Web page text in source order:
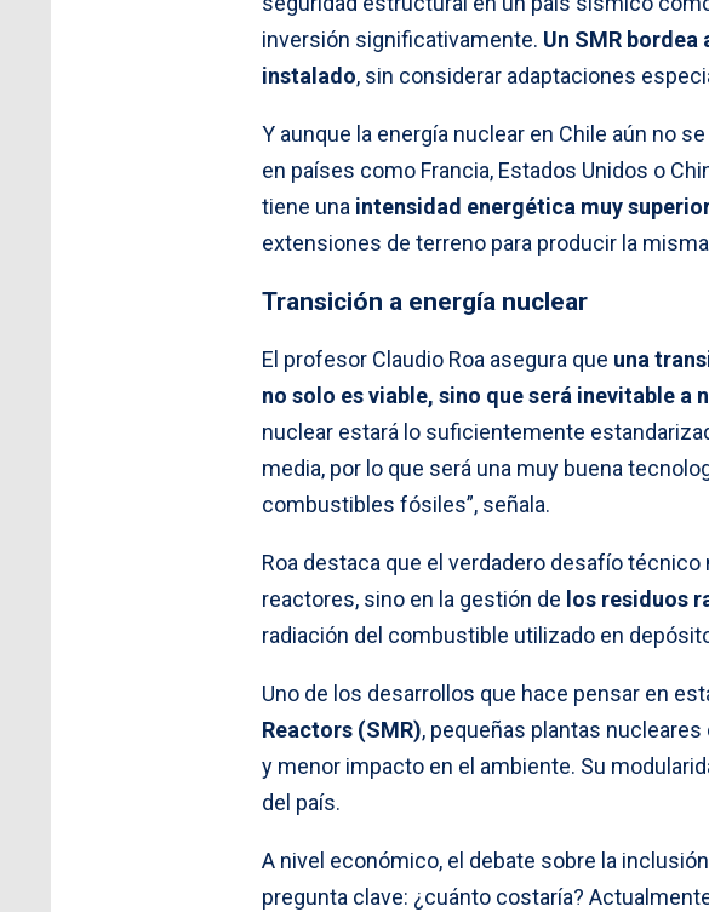
inversión significativamente. Un SMR
instalado, sin considerar adaptaciones
Y aunque la energía nuclear en Chile aún no
en países como Francia, Estados Unidos o
tiene una intensidad energética muy
extensiones de terreno para producir la
Transición a energía nuclear
El profesor Claudio Roa asegura que una
no solo es viable, sino que será inevitable a
nuclear estará lo suficientemente
media, por lo que será una muy buena
combustibles fósiles”, señala.
Roa destaca que el verdadero desafío
reactores, sino en la gestión de los residuos
radiación del combustible utilizado en
Uno de los desarrollos que hace pensar en
Reactors (SMR), pequeñas plantas
y menor impacto en el ambiente. Su
del país.
A nivel económico, el debate sobre la
pregunta clave: ¿cuánto costaría?